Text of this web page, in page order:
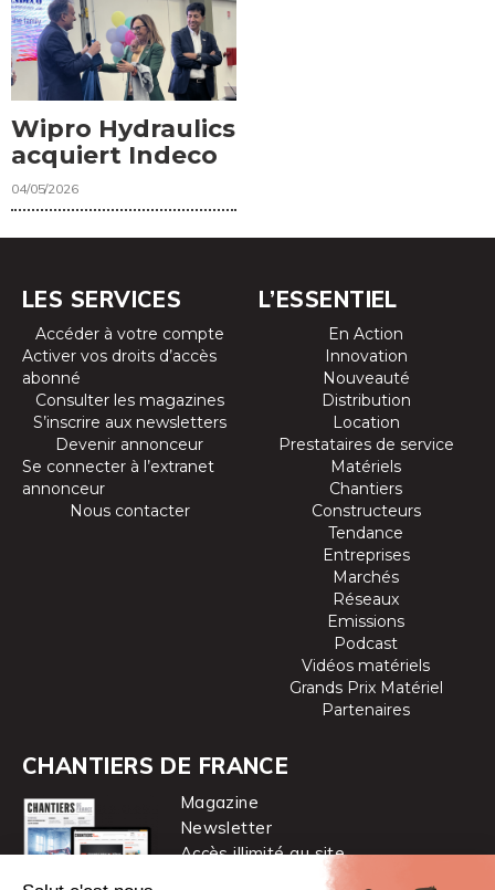
Wipro Hydraulics
acquiert Indeco
04/05/2026
LES SERVICES
Accéder à votre compte
Activer vos droits d’accès
abonné
Consulter les magazines
S’inscrire aux newsletters
Devenir annonceur
Se connecter à l’extranet
annonceur
Nous contacter
L’ESSENTIEL
En Action
Innovation
Nouveauté
Distribution
Location
Prestataires de service
Matériels
Chantiers
Constructeurs
Tendance
Entreprises
Marchés
Réseaux
Emissions
Podcast
Vidéos matériels
Grands Prix Matériel
Partenaires
CHANTIERS DE FRANCE
Magazine
Newsletter
Accès illimité au site